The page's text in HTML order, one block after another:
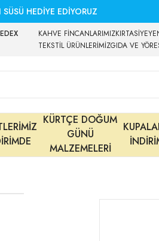
SÜSÜ HEDİYE EDİYORUZ
KAHVE FİNCANLARIMIZKIRTASİYE
TEKSTİL ÜRÜNLERİMİZGIDA VE
KÜRTÇE DOĞUM
GÜNÜ
MALZEMELERİ